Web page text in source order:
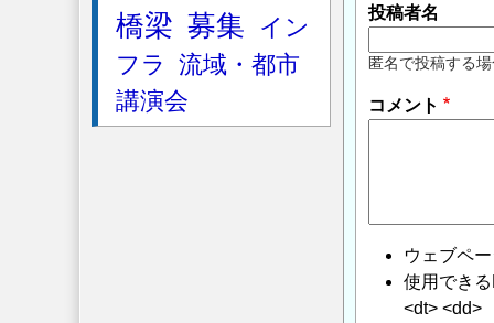
投稿者名
匿名で投稿する
コメント
ウェブペ
使用でき
<dt> <dd>
橋梁 募集
イン
フラ
流域・都市
講演会